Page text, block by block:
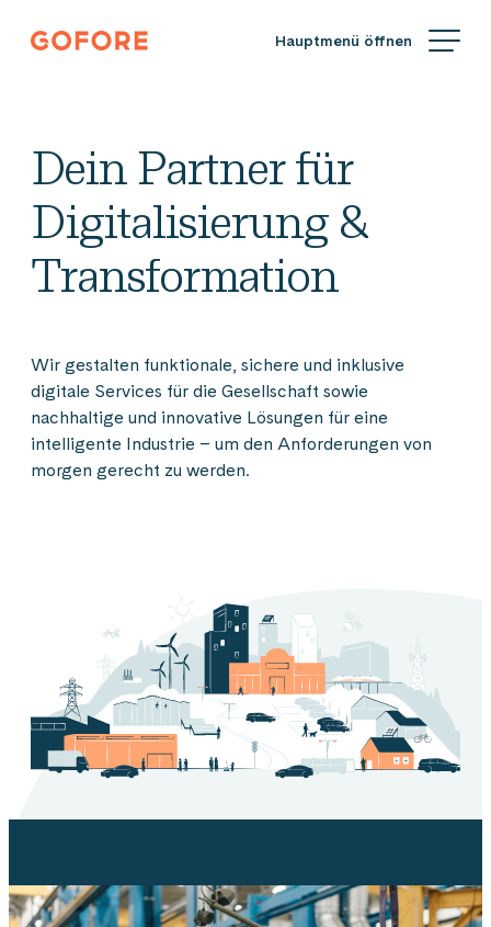
Zum
Inhalt
Gofore
Sachen
Dein Partner für
Digitalisierung &
Transformation
Wir gestalten funktionale, sichere und inklusive
digitale Services für die Gesellschaft sowie
nachhaltige und innovative Lösungen für eine
intelligente Industrie – um den Anforderungen von
morgen gerecht zu werden.